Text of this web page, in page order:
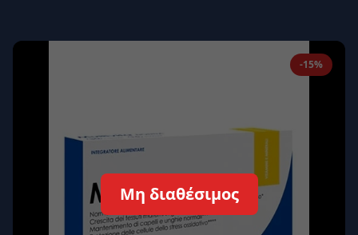
-15%
Μη διαθέσιμος
Δεν έχετε λογαριασμό; Εγγραφείτε εδώ
Επιστροφή Ασφαλής σύνδεση